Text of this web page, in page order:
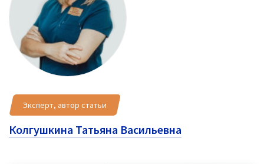
Эксперт, автор статьи
Колгушкина Татьяна Васильевна